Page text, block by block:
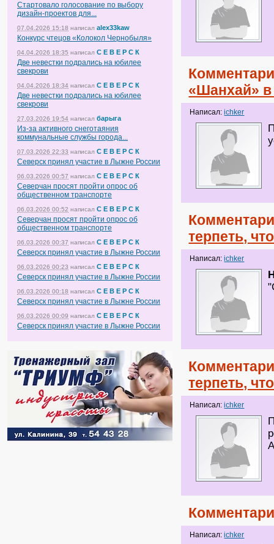
Стартовало голосование по выбору
дизайн-проектов для...
07.04.2026 15:18 написал alex33kaw
Конкурс чтецов «Колокол Чернобыля»
04.04.2026 18:35 написал С Е В Е Р С К
Две невестки подрались на юбилее
свекрови
04.04.2026 18:34 написал С Е В Е Р С К
Две невестки подрались на юбилее
свекрови
27.03.2026 19:54 написал барыга
Из-за активного снеготаяния
коммунальные службы города...
07.03.2026 22:33 написал С Е В Е Р С К
Северск принял участие в Лыжне России
06.03.2026 00:57 написал С Е В Е Р С К
Северчан просят пройти опрос об
общественном транспорте
06.03.2026 00:52 написал С Е В Е Р С К
Северчан просят пройти опрос об
общественном транспорте
06.03.2026 00:37 написал С Е В Е Р С К
Северск принял участие в Лыжне России
06.03.2026 00:23 написал С Е В Е Р С К
Северск принял участие в Лыжне России
06.03.2026 00:18 написал С Е В Е Р С К
Северск принял участие в Лыжне России
06.03.2026 00:09 написал С Е В Е Р С К
Северск принял участие в Лыжне России
«Шанхай» в
Написал:ichker
терпеть,
Написал:ichker
терпеть,
Написал:ichker
Написал:ichker